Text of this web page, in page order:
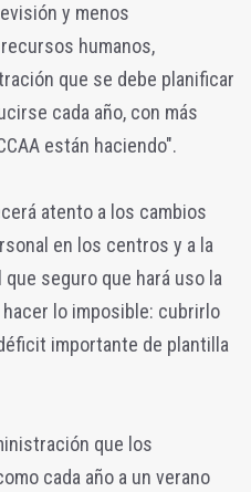
y menos
humanos,
que se debe planificar
cada año, con más
están haciendo".
atento a los cambios
en los centros y a la
seguro que hará uso la
lo imposible: cubrirlo
importante de plantilla
que los
cada año a un verano